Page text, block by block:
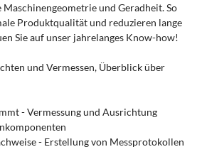
und Geradheit. So
Produktqualität und reduzieren lange
Sie auf unser jahrelanges Know-how!
und Vermessen, Überblick über
- Vermessung und Ausrichtung
- Erstellung von Messprotokollen